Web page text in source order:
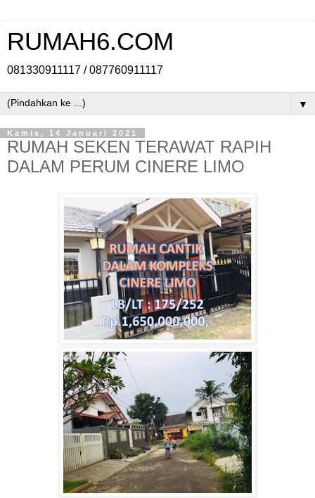
RUMAH6.COM
081330911117 / 087760911117
▼
Kamis, 14 Januari 2021
RUMAH SEKEN TERAWAT RAPIH
DALAM PERUM CINERE LIMO